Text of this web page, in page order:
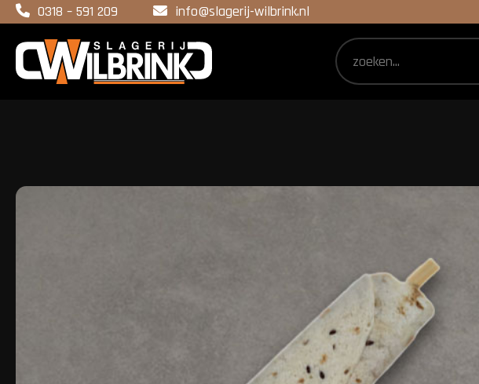
0318 – 591 209 info@slagerij-wilbrink.nl